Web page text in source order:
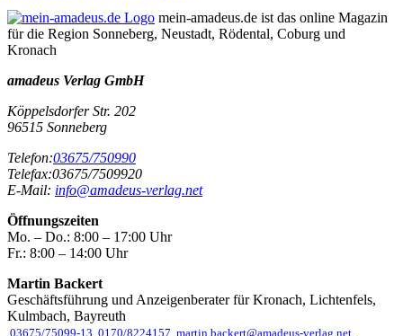
mein-amadeus.de ist das online Magazin
für die Region Sonneberg, Neustadt, Rödental, Coburg und
Kronach
amadeus Verlag GmbH
Köppelsdorfer Str. 202
96515 Sonneberg
Telefon:03675/750990
Telefax:03675/7509920
E-Mail: info@amadeus-verlag.net
Öffnungszeiten
Mo. – Do.: 8:00 – 17:00 Uhr
Fr.: 8:00 – 14:00 Uhr
Martin Backert
Geschäftsführung und Anzeigenberater für Kronach, Lichtenfels,
Kulmbach, Bayreuth
03675/75099-13 0170/8224157 martin.backert@amadeus-verlag.net